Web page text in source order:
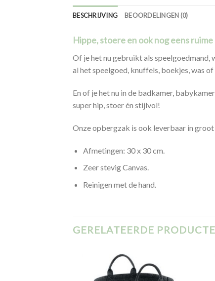
BESCHRIJVING BEOORDELINGEN (0)
Hippe, stoere en ook nog eens
Of je het nu gebruikt als
al het speelgoed, knuffels, boekjes, was
En of je het nu in de badkamer,
super hip, stoer én stijlvol!
Onze opbergzak is ook leverbaar in groot
Afmetingen: 30 x 30 cm.
Zeer stevig Canvas.
Reinigen met de hand.
GERELATEERDE